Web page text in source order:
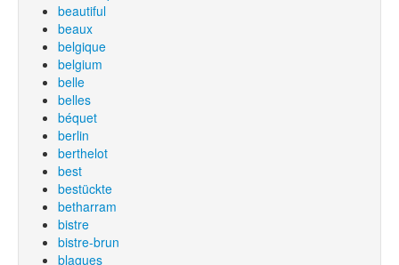
beautiful
beaux
belgique
belgium
belle
belles
béquet
berlin
berthelot
best
bestückte
betharram
bistre
bistre-brun
blagues